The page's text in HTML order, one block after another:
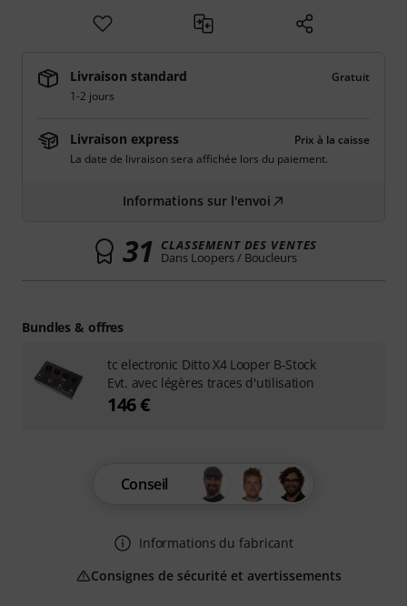
Livraison standard
Gratuit
1-2 jours
Livraison express
Prix à la caisse
La date de livraison sera affichée lors du paiement.
Informations sur l'envoi
31 CLASSEMENT DES VENTES
Dans Loopers / Boucleurs
Conseil
Informations du fabricant
Consignes de sécurité et avertissements
Bundles & offres
tc electronic Ditto X4 Looper B-Stock
Evt. avec légères traces d'utilisation
146 €